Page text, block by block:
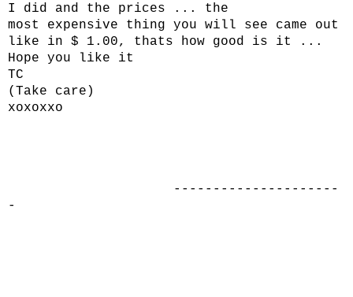
I
did and the prices ...
the
most
expensive thing you will see
came out
like in
$ 1.00, thats how good is it
...
Hope
you like it
TC
( Take care )
xoxoxxo
---------------------
-